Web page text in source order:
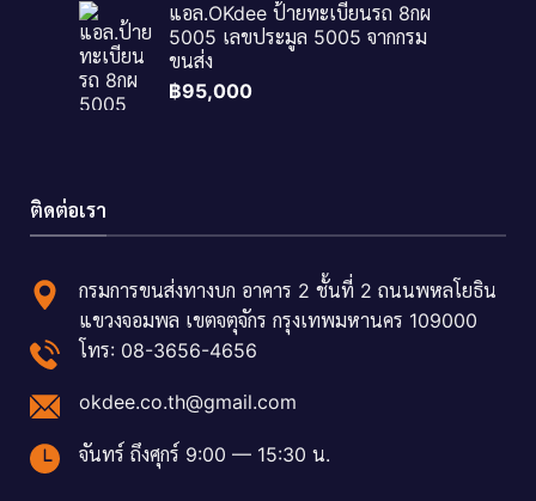
แอล.OKdee ป้ายทะเบียนรถ 8กผ
5005 เลขประมูล 5005 จากกรม
ขนส่ง
฿95,000
ติดต่อเรา
กรมการขนส่งทางบก อาคาร 2 ชั้นที่ 2 ถนนพหลโยธิน
แขวงจอมพล เขตจตุจักร กรุงเทพมหานคร 109000
โทร: 08-3656-4656
okdee.co.th@gmail.com
จันทร์ ถึงศุกร์ 9:00 — 15:30 น.